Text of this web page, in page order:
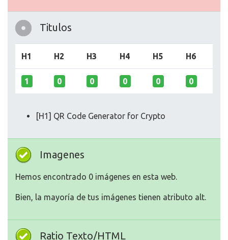
Titulos
H1 H2 H3 H4 H5 H6
1 0 0 0 0 0
[H1] QR Code Generator for Crypto
Imagenes
Hemos encontrado 0 imágenes en esta web.
Bien, la mayoría de tus imágenes tienen atributo alt.
Ratio Texto/HTML